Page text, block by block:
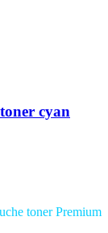
cyan
toner Premium